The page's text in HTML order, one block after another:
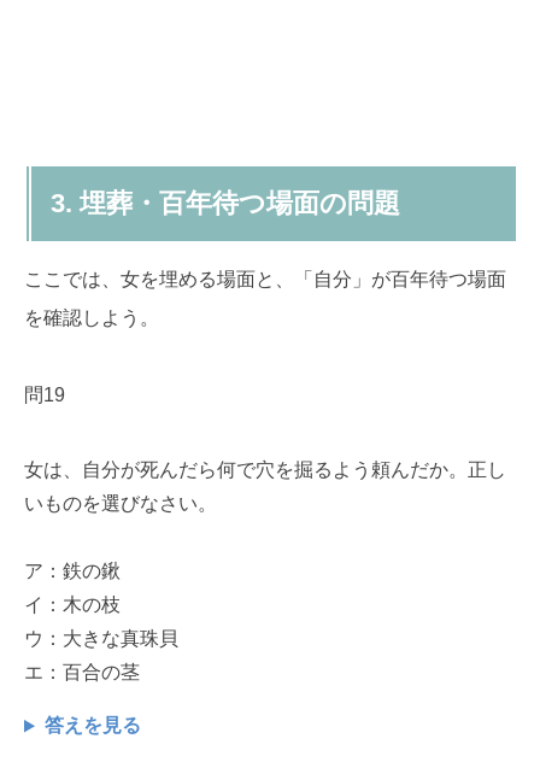
3. 埋葬・百年待つ場面の問題
ここでは、女を埋める場面と、「自分」が百年待つ場面
を確認しよう。
問19
女は、自分が死んだら何で穴を掘るよう頼んだか。正し
いものを選びなさい。
ア：鉄の鍬
イ：木の枝
ウ：大きな真珠貝
エ：百合の茎
答えを見る